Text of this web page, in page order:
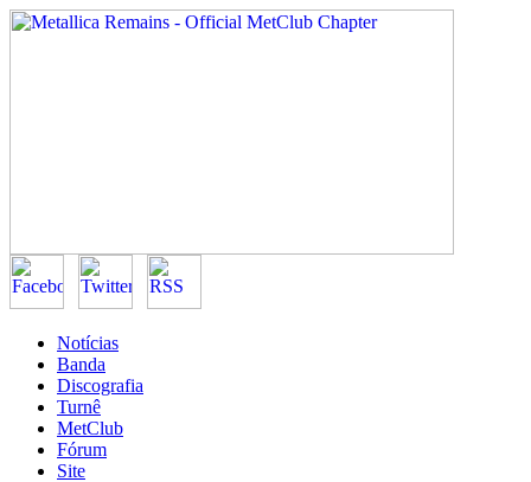
Notícias
Banda
Discografia
Turnê
MetClub
Fórum
Site